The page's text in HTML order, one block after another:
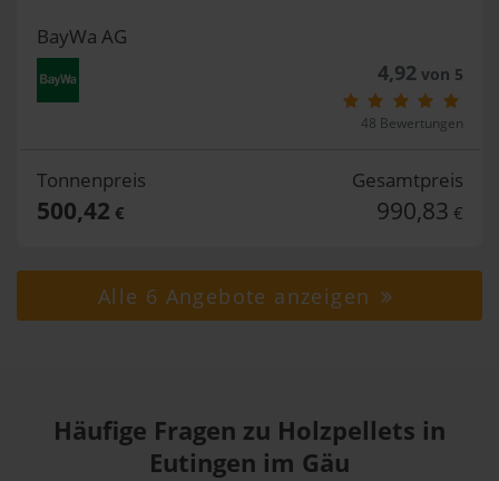
BayWa AG
4,92von 5
48 Bewertungen
Tonnenpreis
500,42 €
Gesamtpreis
990,83 €
Alle 6 Angebote anzeigen
Häufige Fragen zu Holzpellets in
Eutingen im Gäu